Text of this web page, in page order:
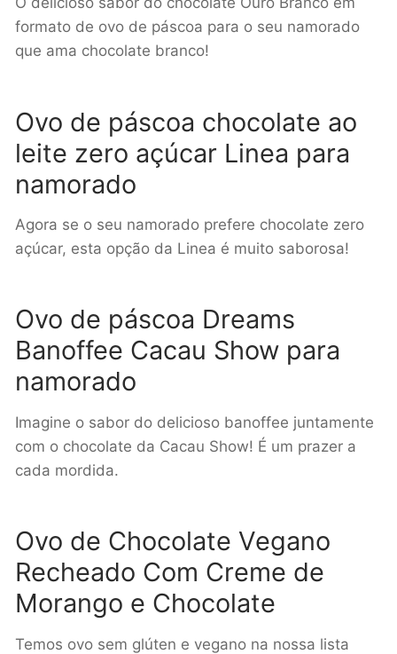
formato de ovo de páscoa para o seu namorado
que ama chocolate branco!
Ovo de páscoa chocolate ao
leite zero açúcar Linea para
namorado
Agora se o seu namorado prefere chocolate zero
açúcar, esta opção da Linea é muito saborosa!
Ovo de páscoa Dreams
Banoffee Cacau Show para
namorado
Imagine o sabor do delicioso banoffee juntamente
com o chocolate da Cacau Show! É um prazer a
cada mordida.
Ovo de Chocolate Vegano
Recheado Com Creme de
Morango e Chocolate
Temos ovo sem glúten e vegano na nossa lista